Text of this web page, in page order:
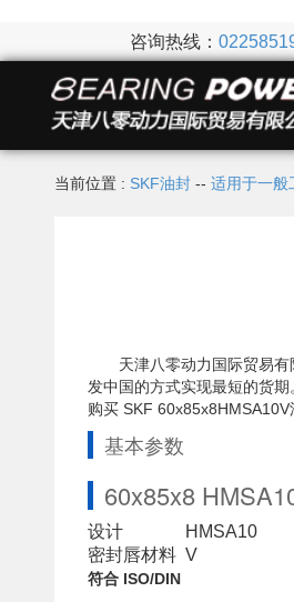
咨询热线：
当前位置 : SKF油封-- 适用于一般
天津八零动力国际贸易
发中国的方式实现最短的货期
购买 SKF
基本参数
60x85x8
设计
HMSA10
密封唇材料 V
符合 ISO/DIN